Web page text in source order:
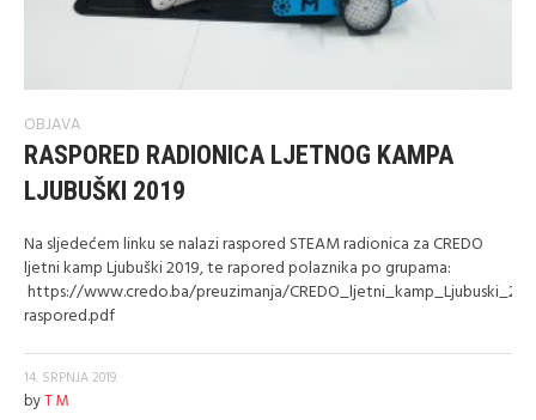
OBJAVA
RASPORED RADIONICA LJETNOG KAMPA
LJUBUŠKI 2019
Na sljedećem linku se nalazi raspored STEAM radionica za CREDO
ljetni kamp Ljubuški 2019, te rapored polaznika po grupama:
https://www.credo.ba/preuzimanja/
raspored.pdf
14. SRPNJA 2019.
byT M